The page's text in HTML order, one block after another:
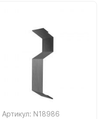
Артикул: N18986